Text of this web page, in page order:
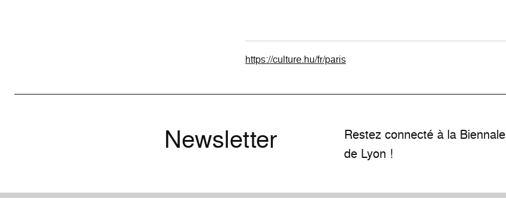
https://culture.hu/fr/paris
Newsletter
Restez connecté à la Biennale
de Lyon !